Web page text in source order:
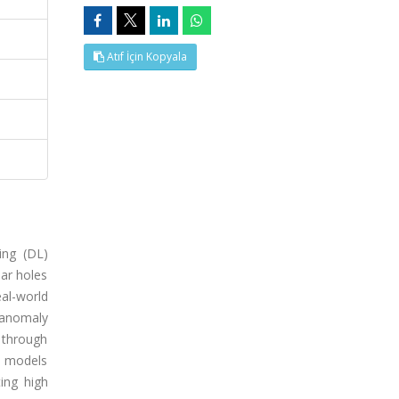
(DL)
holes
world
models
high
Atıf İçin Kopyala